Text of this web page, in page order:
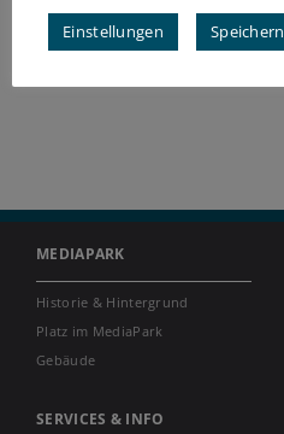
MEDIAPARK
Historie & Hintergrund
Platz im MediaPark
Gebäude
SERVICES & INFO
Einstellungen Speichern